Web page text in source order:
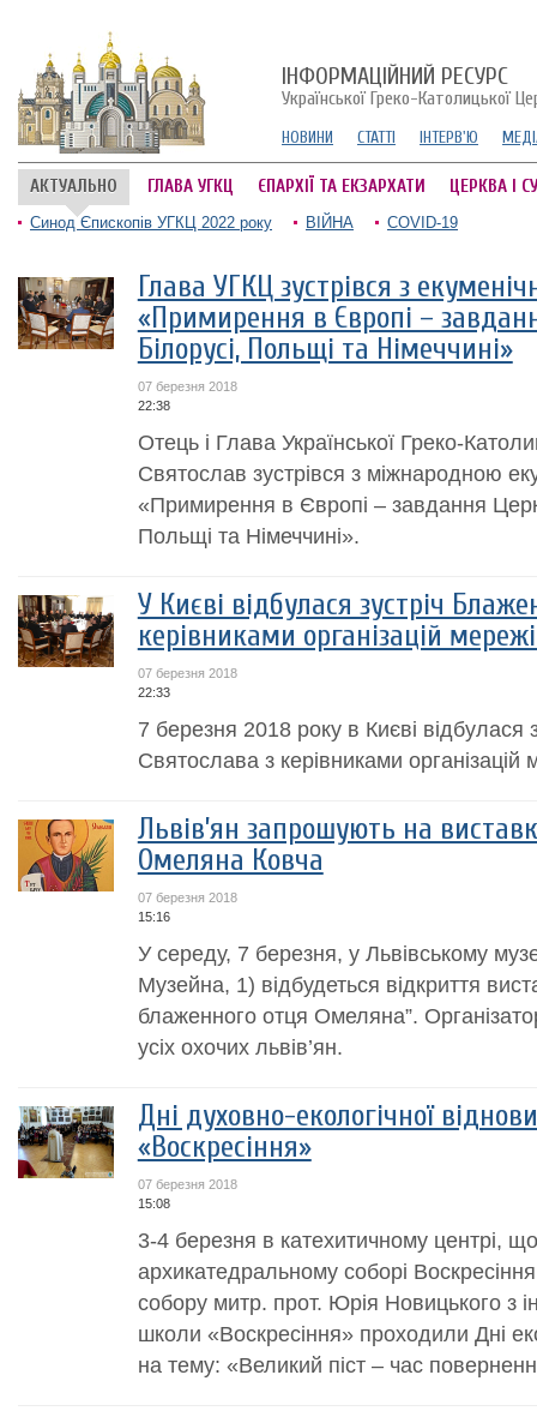
ІНФОРМАЦІЙНИЙ РЕСУРС
Української Греко-Католицької
НОВИНИ СТАТТІ ІНТЕРВ'Ю
АКТУАЛЬНО ГЛАВА УГКЦ ЄПАРХІЇ ТА ЕКЗАРХАТИ ЦЕРКВА І
Синод Єпископів УГКЦ 2022 року ВІЙНА COVID-19
Глава УГКЦ зустрівся з
«Примирення в Європі –
Білорусі, Польщі та Німеччині»
07 березня 2018
22:38
Отець і Глава Української Греко-
Святослав зустрівся з міжнародною
«Примирення в Європі – завдання
Польщі та Німеччині».
У Києві відбулася зустріч
керівниками організацій
07 березня 2018
22:33
7 березня 2018 року в Києві відбулася
Святослава з керівниками організацій
Львів’ян запрошують на
Омеляна Ковча
07 березня 2018
15:16
У середу, 7 березня, у Львівському музеї
Музейна, 1) відбудеться відкриття
блаженного отця Омеляна”.
усіх охочих львів’ян.
Дні духовно-екологічної
«Воскресіння»
07 березня 2018
15:08
3-4 березня в катехитичному центрі,
архикатедральному соборі
собору митр. прот. Юрія Новицького з
школи «Воскресіння» проходили Дні
на тему: «Великий піст – час